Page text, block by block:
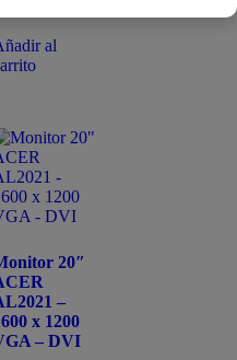
al
20″
–
x 1200
– DVI